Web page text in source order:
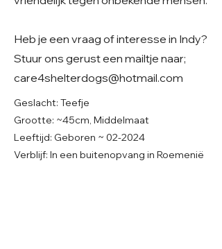
Heb je een vraag of interesse in Indy?
Stuur ons gerust een mailtje naar;
care4shelterdogs@hotmail.com
Geslacht: Teefje
Grootte: ~45cm, Middelmaat
Leeftijd: Geboren ~ 02-2024
Verblijf: In een buitenopvang in Roemenië